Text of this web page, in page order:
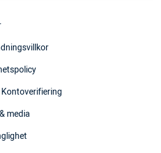
Kontoverifiering
media